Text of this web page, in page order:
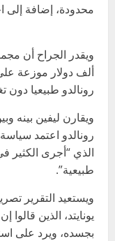
محدودة، إضافة إلى
ألف دولار موزعة
رونالدو طبيعيا دون
رونالدو اعتمد
الذي “أجرى الكثير
طبيعية”.
ويستعيد التقرير
يونايتد، الذين
بجسده، ويرد على